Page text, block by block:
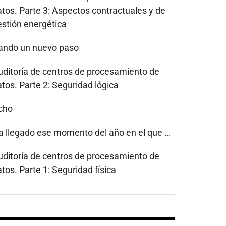
Parte 3: Aspectos contractuales y de
energética
un nuevo paso
de centros de procesamiento de
Parte 2: Seguridad lógica
llegado ese momento del año en el que …
de centros de procesamiento de
Parte 1: Seguridad física